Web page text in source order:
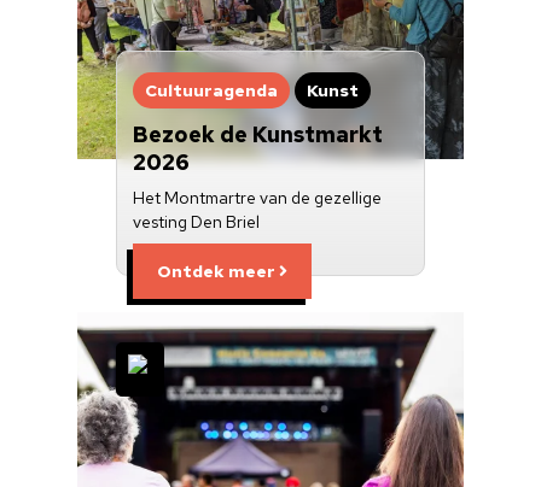
Cultuuragenda Kunst
Bezoek de Kunstmarkt
2026
Het Montmartre van de gezellige
vesting Den Briel
Ontdek meer